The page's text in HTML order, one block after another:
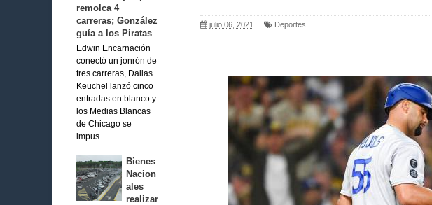
remolca 4
carreras; González
guía a los Piratas
Edwin Encarnación
conectó un jonrón de
tres carreras, Dallas
Keuchel lanzó cinco
entradas en blanco y
los Medias Blancas
de Chicago se
impus...
Bienes
Nacion
ales
realizar
julio 06, 2021 Deportes